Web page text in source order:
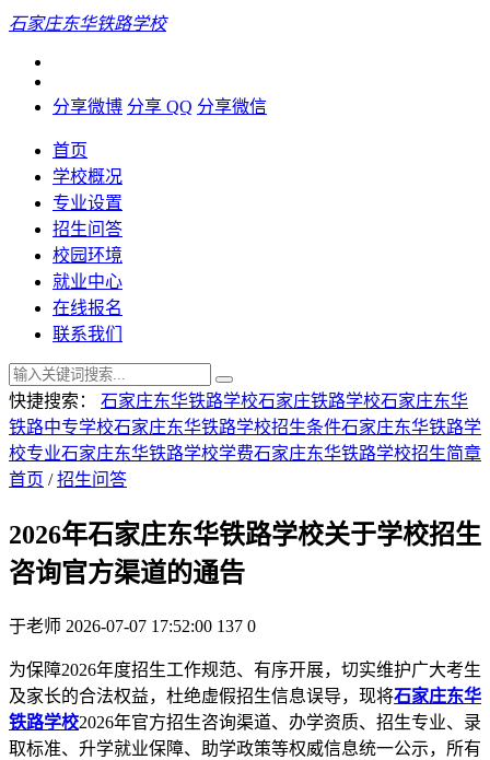
石家庄东华铁路学校
分享微博 分享 QQ 分享微信
首页
学校概况
专业设置
招生问答
校园环境
就业中心
在线报名
联系我们
快捷搜索： 石家庄东华铁路学校石家庄铁路学校石家庄东华
铁路中专学校石家庄东华铁路学校招生条件石家庄东华铁路学
校专业石家庄东华铁路学校学费石家庄东华铁路学校招生简章
首页 /招生问答
2026年石家庄东华铁路学校关于学校招生
咨询官方渠道的通告
于老师 2026-07-07 17:52:00 137 0
为保障2026年度招生工作规范、有序开展，切实维护广大考生
及家长的合法权益，杜绝虚假招生信息误导，现将石家庄东华
铁路学校2026年官方招生咨询渠道、办学资质、招生专业、录
取标准、升学就业保障、助学政策等权威信息统一公示，所有